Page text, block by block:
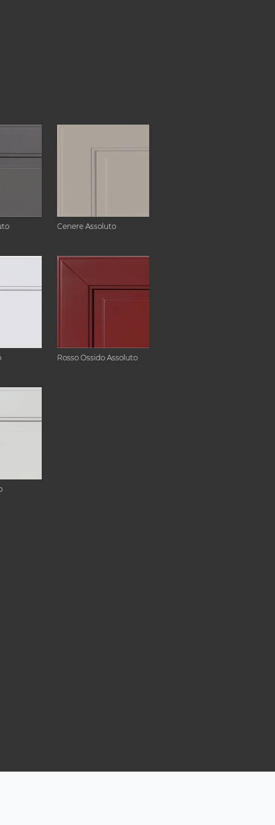
Cenere Assoluto
Rosso Ossido Assoluto